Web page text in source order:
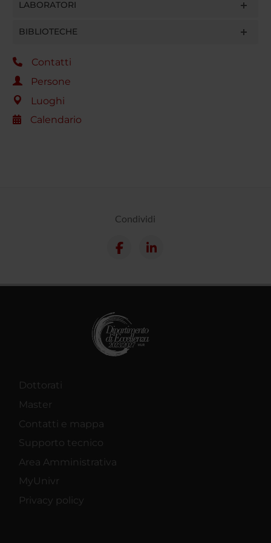
LABORATORI
BIBLIOTECHE
Contatti
Persone
Luoghi
Calendario
Condividi
Dottorati
Master
Contatti e mappa
Supporto tecnico
Area Amministrativa
MyUnivr
Privacy policy